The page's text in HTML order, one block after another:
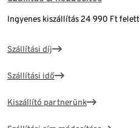
Ingyenes kiszállítás 24 990 Ft felett
Szállítási díj
Szállítási idő
Kiszállító partnerünk